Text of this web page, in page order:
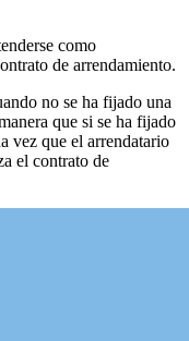
como
de arrendamiento.
no se ha fijado una
que si se ha fijado
vez que el arrendatario
el contrato de